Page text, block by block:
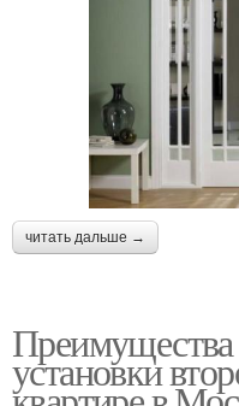
читать дальше →
Преимущества
установки